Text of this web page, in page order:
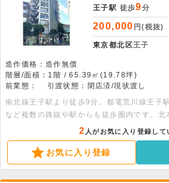
王子駅 徒歩9分
200,000 円(税抜)
東京都北区王子
造作価格：造作無償
階層/面積：1階 / 65.39㎡(19.78坪)
前業態：
引渡状態：閉店済/現状渡し
南北線王子駅より徒歩9分。都電荒川線王子
など複数の路線や駅からも徒歩圏内です。北
アコン2基残置あります。業種はご相談くだ
2 人がお気に入り登録して
お気に入り登録